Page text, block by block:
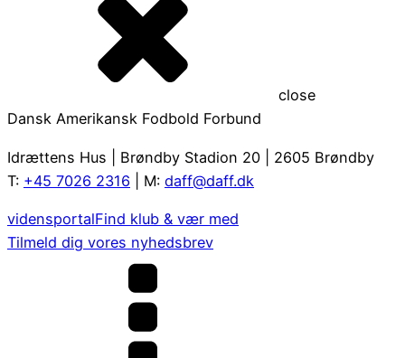
close
Dansk Amerikansk Fodbold Forbund
Idrættens Hus | Brøndby Stadion 20 | 2605 Brøndby
T: +45 7026 2316 | M: daff@daff.dk
vidensportalFind klub & vær med
Tilmeld dig vores nyhedsbrev